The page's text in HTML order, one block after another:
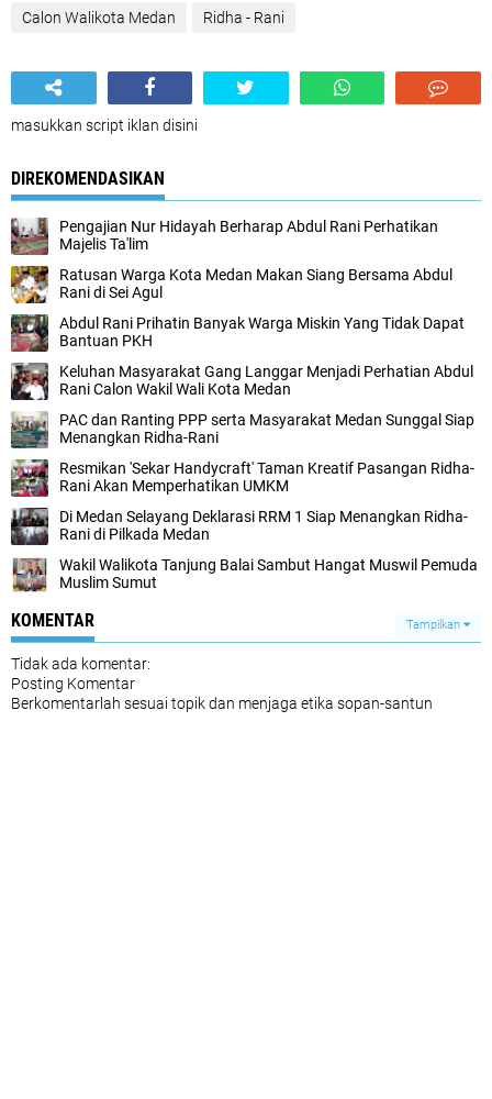
Calon Walikota Medan Ridha - Rani
masukkan script iklan disini
DIREKOMENDASIKAN
Pengajian Nur Hidayah Berharap Abdul Rani Perhatikan
Majelis Ta'lim
Ratusan Warga Kota Medan Makan Siang Bersama Abdul
Rani di Sei Agul
Abdul Rani Prihatin Banyak Warga Miskin Yang Tidak Dapat
Bantuan PKH
Keluhan Masyarakat Gang Langgar Menjadi Perhatian Abdul
Rani Calon Wakil Wali Kota Medan
PAC dan Ranting PPP serta Masyarakat Medan Sunggal Siap
Menangkan Ridha-Rani
Resmikan 'Sekar Handycraft' Taman Kreatif Pasangan Ridha-
Rani Akan Memperhatikan UMKM
Di Medan Selayang Deklarasi RRM 1 Siap Menangkan Ridha-
Rani di Pilkada Medan
Wakil Walikota Tanjung Balai Sambut Hangat Muswil Pemuda
Muslim Sumut
KOMENTAR Tampilkan
Tidak ada komentar:
Posting Komentar
Berkomentarlah sesuai topik dan menjaga etika sopan-santun